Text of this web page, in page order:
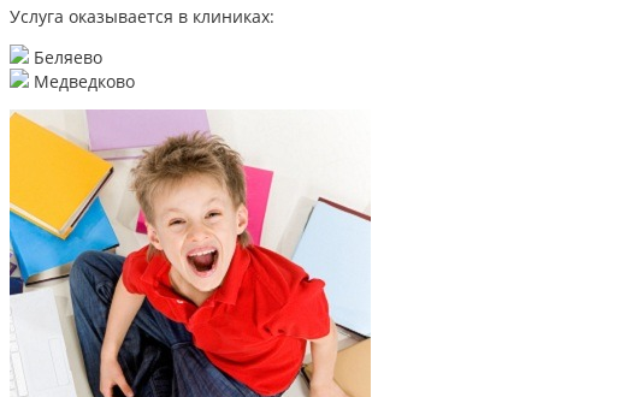
Услуга оказывается в клиниках:
Беляево
Медведково